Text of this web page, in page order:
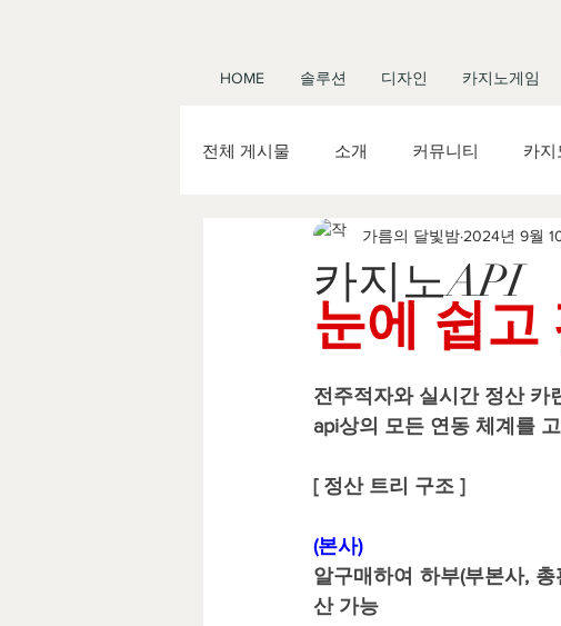
HOME 솔루션 디자인 카지노게임
전체 게시물 소개 커뮤니티 카지
카지노 제작 카지노 사이트 제작 가격
슬롯 알본사 슬롯 알분양 슬롯
에볼루션알공급 바카라솔루션
마이크로 카지노 제작
카지노API
가름의 달빛밤 2024년 9월
눈에 쉽고
전주적자와 실시간 정산 카
api상의 모든 연동 체계를
[ 정산 트리 구조 ]
(본사)
알구매하여 하부(부본사,
산 가능